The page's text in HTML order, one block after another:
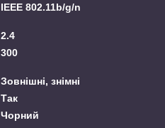
IEEE 802.11b/g/n
2.4
300
Зовнішні, знімні
Так
Чорний